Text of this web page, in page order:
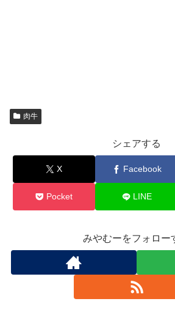
肉牛
シェアする
X Facebook
Pocket LINE
みやむーをフォロー